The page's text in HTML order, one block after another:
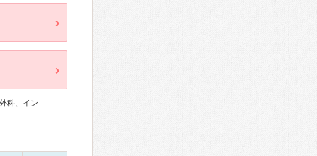
科、イン